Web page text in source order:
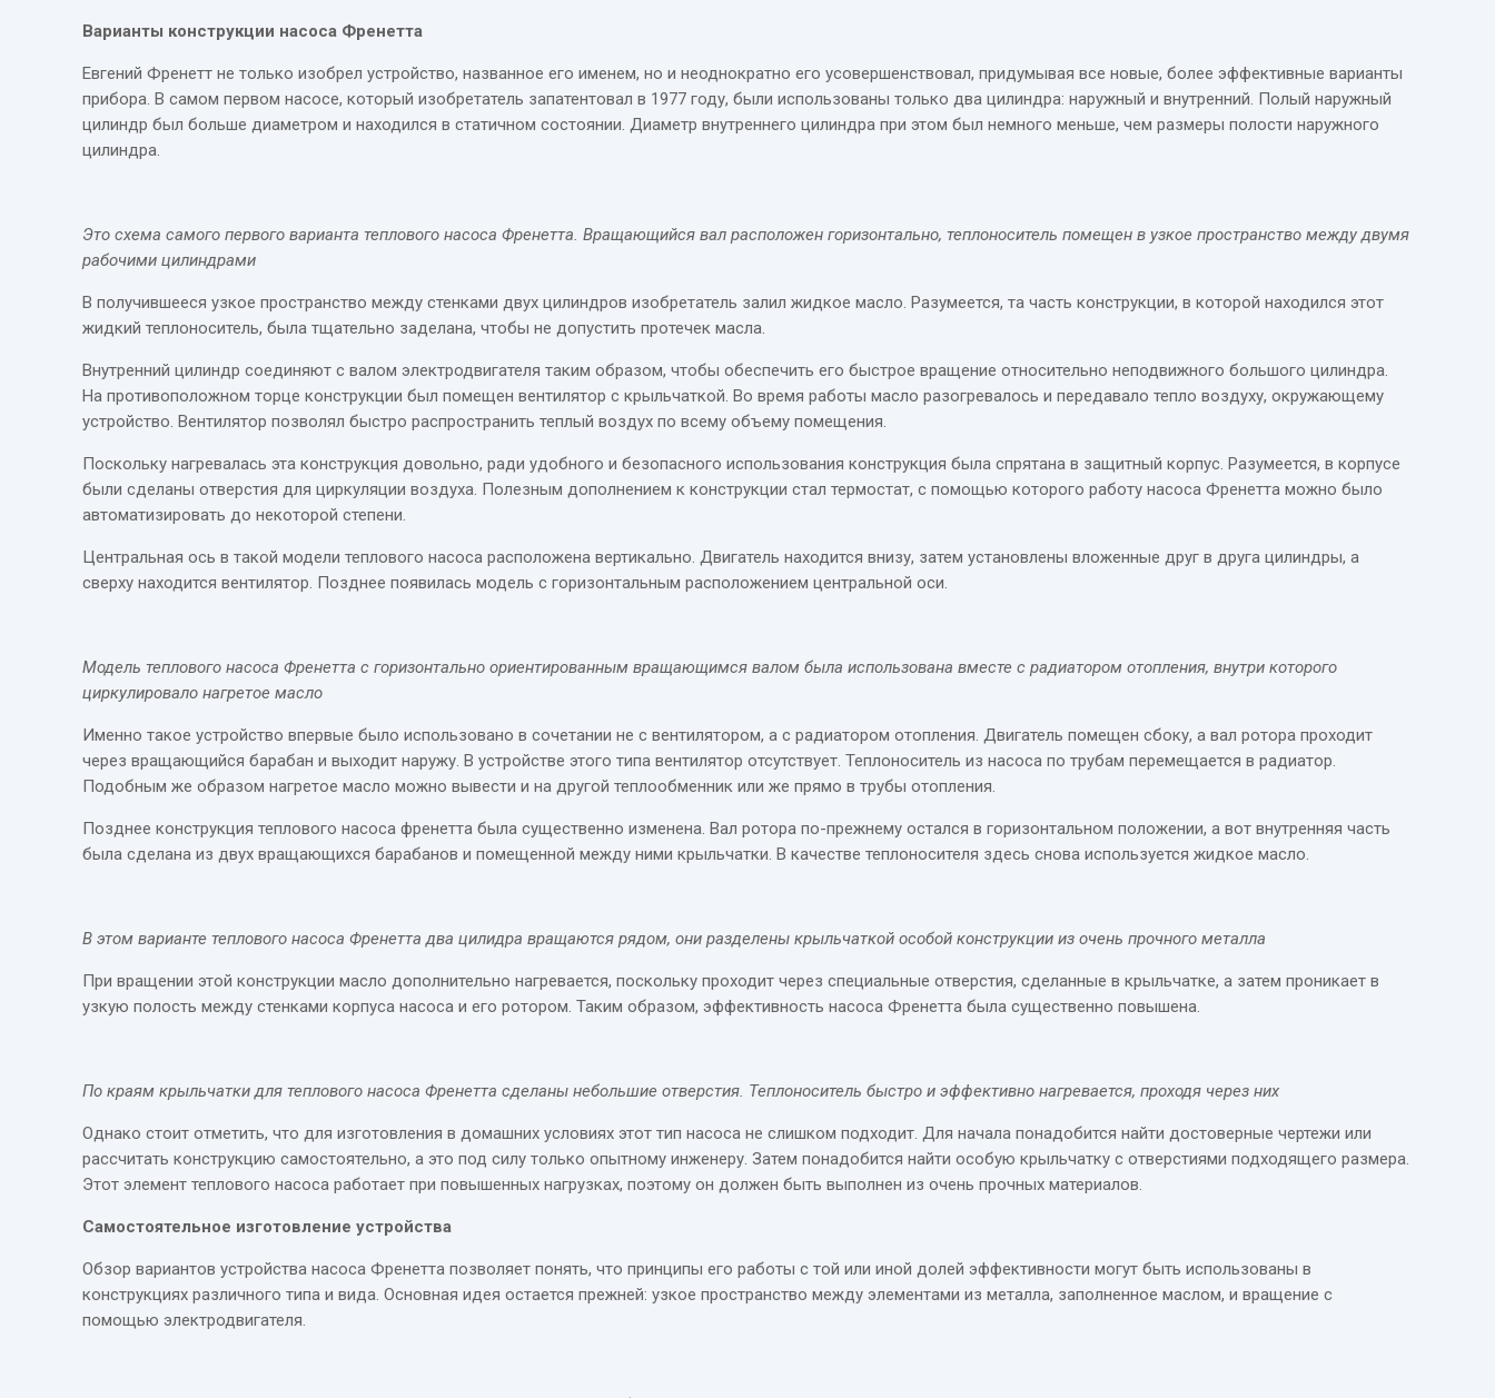
Варианты конструкции насоса Френетта
Евгений Френетт не только изобрел устройство, названное его именем, но и неоднократно его усовершенствовал, придумывая все новые, более эффективные варианты
прибора. В самом первом насосе, который изобретатель запатентовал в 1977 году, были использованы только два цилиндра: наружный и внутренний. Полый наружный
цилиндр был больше диаметром и находился в статичном состоянии. Диаметр внутреннего цилиндра при этом был немного меньше, чем размеры полости наружного
цилиндра.
Это схема самого первого варианта теплового насоса Френетта. Вращающийся вал расположен горизонтально, теплоноситель помещен в узкое пространство между двумя
рабочими цилиндрами
В получившееся узкое пространство между стенками двух цилиндров изобретатель залил жидкое масло. Разумеется, та часть конструкции, в которой находился этот
жидкий теплоноситель, была тщательно заделана, чтобы не допустить протечек масла.
Внутренний цилиндр соединяют с валом электродвигателя таким образом, чтобы обеспечить его быстрое вращение относительно неподвижного большого цилиндра.
На противоположном торце конструкции был помещен вентилятор с крыльчаткой. Во время работы масло разогревалось и передавало тепло воздуху, окружающему
устройство. Вентилятор позволял быстро распространить теплый воздух по всему объему помещения.
Поскольку нагревалась эта конструкция довольно, ради удобного и безопасного использования конструкция была спрятана в защитный корпус. Разумеется, в корпусе
были сделаны отверстия для циркуляции воздуха. Полезным дополнением к конструкции стал термостат, с помощью которого работу насоса Френетта можно было
автоматизировать до некоторой степени.
Центральная ось в такой модели теплового насоса расположена вертикально. Двигатель находится внизу, затем установлены вложенные друг в друга цилиндры, а
сверху находится вентилятор. Позднее появилась модель с горизонтальным расположением центральной оси.
Модель теплового насоса Френетта с горизонтально ориентированным вращающимся валом была использована вместе с радиатором отопления, внутри которого
циркулировало нагретое масло
Именно такое устройство впервые было использовано в сочетании не с вентилятором, а с радиатором отопления. Двигатель помещен сбоку, а вал ротора проходит
через вращающийся барабан и выходит наружу. В устройстве этого типа вентилятор отсутствует. Теплоноситель из насоса по трубам перемещается в радиатор.
Подобным же образом нагретое масло можно вывести и на другой теплообменник или же прямо в трубы отопления.
Позднее конструкция теплового насоса френетта была существенно изменена. Вал ротора по-прежнему остался в горизонтальном положении, а вот внутренняя часть
была сделана из двух вращающихся барабанов и помещенной между ними крыльчатки. В качестве теплоносителя здесь снова используется жидкое масло.
В этом варианте теплового насоса Френетта два цилидра вращаются рядом, они разделены крыльчаткой особой конструкции из очень прочного металла
При вращении этой конструкции масло дополнительно нагревается, поскольку проходит через специальные отверстия, сделанные в крыльчатке, а затем проникает в
узкую полость между стенками корпуса насоса и его ротором. Таким образом, эффективность насоса Френетта была существенно повышена.
По краям крыльчатки для теплового насоса Френетта сделаны небольшие отверстия. Теплоноситель быстро и эффективно нагревается, проходя через них
Однако стоит отметить, что для изготовления в домашних условиях этот тип насоса не слишком подходит. Для начала понадобится найти достоверные чертежи или
рассчитать конструкцию самостоятельно, а это под силу только опытному инженеру. Затем понадобится найти особую крыльчатку с отверстиями подходящего размера.
Этот элемент теплового насоса работает при повышенных нагрузках, поэтому он должен быть выполнен из очень прочных материалов.
Самостоятельное изготовление устройства
Обзор вариантов устройства насоса Френетта позволяет понять, что принципы его работы с той или иной долей эффективности могут быть использованы в
конструкциях различного типа и вида. Основная идея остается прежней: узкое пространство между элементами из металла, заполненное маслом, и вращение с
помощью электродвигателя.